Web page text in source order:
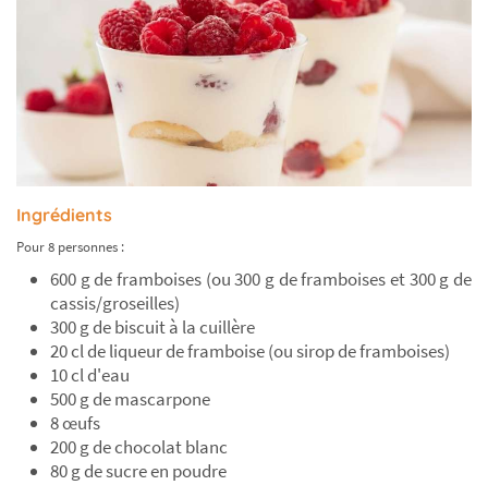
Ingrédients
Pour 8 personnes :
600 g de framboises (ou 300 g de framboises et 300 g de
cassis/groseilles)
300 g de biscuit à la cuillère
20 cl de liqueur de framboise (ou sirop de framboises)
10 cl d'eau
500 g de mascarpone
8 œufs
200 g de chocolat blanc
80 g de sucre en poudre
Ne ratez plus rien,
Abonnez-vous à notre newsletter
Je m’inscris